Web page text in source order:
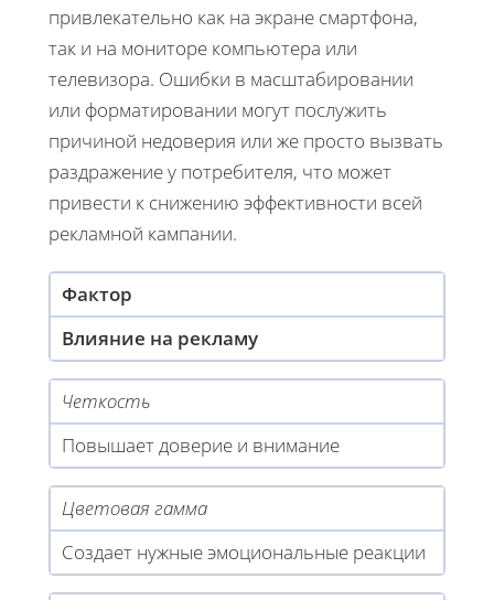
привлекательно как на экране смартфона,
так и на мониторе компьютера или
телевизора. Ошибки в масштабировании
или форматировании могут послужить
причиной недоверия или же просто вызвать
раздражение у потребителя, что может
привести к снижению эффективности всей
рекламной кампании.
Фактор
Влияние на рекламу
Четкость
Повышает доверие и внимание
Цветовая гамма
Создает нужные эмоциональные реакции